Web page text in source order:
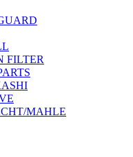
FILTER
MAHLE